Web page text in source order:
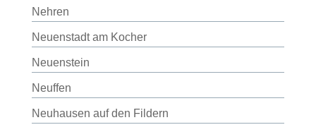
Nehren
Neuenstadt am Kocher
Neuenstein
Neuffen
Neuhausen auf den Fildern